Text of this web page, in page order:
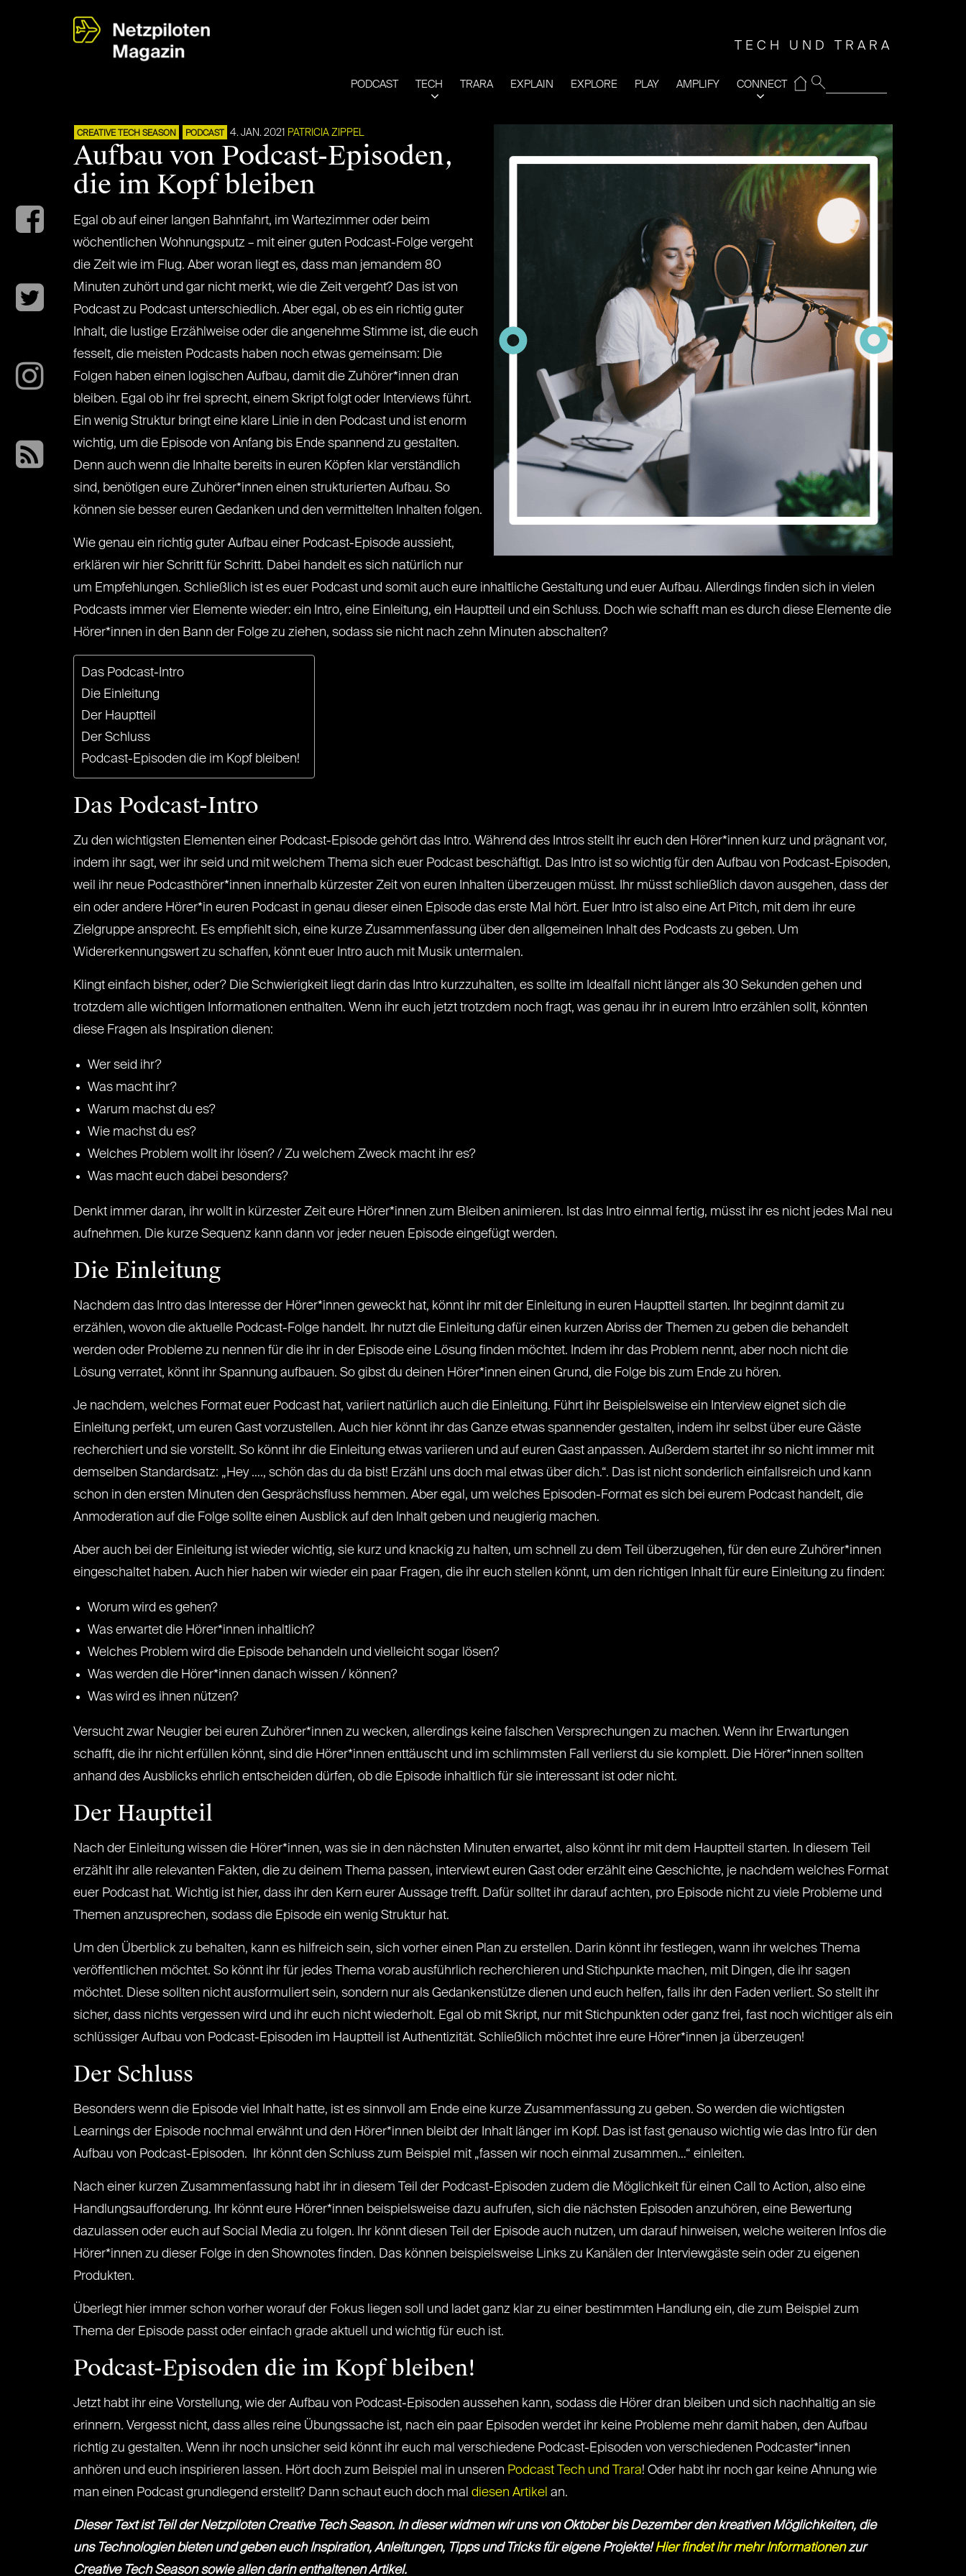
TECH UND TRARA
PODCAST TECH TRARA EXPLAIN EXPLORE PLAY AMPLIFY CONNECT
⌂
CREATIVE TECH SEASON PODCAST 4. JAN. 2021 PATRICIA ZIPPEL
Aufbau von Podcast-Episoden,
die im Kopf bleiben
Egal ob auf einer langen Bahnfahrt, im Wartezimmer oder beim
wöchentlichen Wohnungsputz – mit einer guten Podcast-Folge vergeht
die Zeit wie im Flug. Aber woran liegt es, dass man jemandem 80
Minuten zuhört und gar nicht merkt, wie die Zeit vergeht? Das ist von
Podcast zu Podcast unterschiedlich. Aber egal, ob es ein richtig guter
Inhalt, die lustige Erzählweise oder die angenehme Stimme ist, die euch
fesselt, die meisten Podcasts haben noch etwas gemeinsam: Die
Folgen haben einen logischen Aufbau, damit die Zuhörer*innen dran
bleiben. Egal ob ihr frei sprecht, einem Skript folgt oder Interviews führt.
Ein wenig Struktur bringt eine klare Linie in den Podcast und ist enorm
wichtig, um die Episode von Anfang bis Ende spannend zu gestalten.
Denn auch wenn die Inhalte bereits in euren Köpfen klar verständlich
sind, benötigen eure Zuhörer*innen einen strukturierten Aufbau. So
können sie besser euren Gedanken und den vermittelten Inhalten folgen.
Wie genau ein richtig guter Aufbau einer Podcast-Episode aussieht,
erklären wir hier Schritt für Schritt. Dabei handelt es sich natürlich nur
um Empfehlungen. Schließlich ist es euer Podcast und somit auch eure inhaltliche Gestaltung und euer Aufbau. Allerdings finden sich in vielen
Podcasts immer vier Elemente wieder: ein Intro, eine Einleitung, ein Hauptteil und ein Schluss. Doch wie schafft man es durch diese Elemente die
Hörer*innen in den Bann der Folge zu ziehen, sodass sie nicht nach zehn Minuten abschalten?
Das Podcast-Intro
Die Einleitung
Der Hauptteil
Der Schluss
Podcast-Episoden die im Kopf bleiben!
Das Podcast-Intro
Zu den wichtigsten Elementen einer Podcast-Episode gehört das Intro. Während des Intros stellt ihr euch den Hörer*innen kurz und prägnant vor,
indem ihr sagt, wer ihr seid und mit welchem Thema sich euer Podcast beschäftigt. Das Intro ist so wichtig für den Aufbau von Podcast-Episoden,
weil ihr neue Podcasthörer*innen innerhalb kürzester Zeit von euren Inhalten überzeugen müsst. Ihr müsst schließlich davon ausgehen, dass der
ein oder andere Hörer*in euren Podcast in genau dieser einen Episode das erste Mal hört. Euer Intro ist also eine Art Pitch, mit dem ihr eure
Zielgruppe ansprecht. Es empfiehlt sich, eine kurze Zusammenfassung über den allgemeinen Inhalt des Podcasts zu geben. Um
Widererkennungswert zu schaffen, könnt euer Intro auch mit Musik untermalen.
Klingt einfach bisher, oder? Die Schwierigkeit liegt darin das Intro kurzzuhalten, es sollte im Idealfall nicht länger als 30 Sekunden gehen und
trotzdem alle wichtigen Informationen enthalten. Wenn ihr euch jetzt trotzdem noch fragt, was genau ihr in eurem Intro erzählen sollt, könnten
diese Fragen als Inspiration dienen:
Wer seid ihr?
Was macht ihr?
Warum machst du es?
Wie machst du es?
Welches Problem wollt ihr lösen? / Zu welchem Zweck macht ihr es?
Was macht euch dabei besonders?
Denkt immer daran, ihr wollt in kürzester Zeit eure Hörer*innen zum Bleiben animieren. Ist das Intro einmal fertig, müsst ihr es nicht jedes Mal neu
aufnehmen. Die kurze Sequenz kann dann vor jeder neuen Episode eingefügt werden.
Die Einleitung
Nachdem das Intro das Interesse der Hörer*innen geweckt hat, könnt ihr mit der Einleitung in euren Hauptteil starten. Ihr beginnt damit zu
erzählen, wovon die aktuelle Podcast-Folge handelt. Ihr nutzt die Einleitung dafür einen kurzen Abriss der Themen zu geben die behandelt
werden oder Probleme zu nennen für die ihr in der Episode eine Lösung finden möchtet. Indem ihr das Problem nennt, aber noch nicht die
Lösung verratet, könnt ihr Spannung aufbauen. So gibst du deinen Hörer*innen einen Grund, die Folge bis zum Ende zu hören.
Je nachdem, welches Format euer Podcast hat, variiert natürlich auch die Einleitung. Führt ihr Beispielsweise ein Interview eignet sich die
Einleitung perfekt, um euren Gast vorzustellen. Auch hier könnt ihr das Ganze etwas spannender gestalten, indem ihr selbst über eure Gäste
recherchiert und sie vorstellt. So könnt ihr die Einleitung etwas variieren und auf euren Gast anpassen. Außerdem startet ihr so nicht immer mit
demselben Standardsatz: „Hey …., schön das du da bist! Erzähl uns doch mal etwas über dich.“. Das ist nicht sonderlich einfallsreich und kann
schon in den ersten Minuten den Gesprächsfluss hemmen. Aber egal, um welches Episoden-Format es sich bei eurem Podcast handelt, die
Anmoderation auf die Folge sollte einen Ausblick auf den Inhalt geben und neugierig machen.
Aber auch bei der Einleitung ist wieder wichtig, sie kurz und knackig zu halten, um schnell zu dem Teil überzugehen, für den eure Zuhörer*innen
eingeschaltet haben. Auch hier haben wir wieder ein paar Fragen, die ihr euch stellen könnt, um den richtigen Inhalt für eure Einleitung zu finden:
Worum wird es gehen?
Was erwartet die Hörer*innen inhaltlich?
Welches Problem wird die Episode behandeln und vielleicht sogar lösen?
Was werden die Hörer*innen danach wissen / können?
Was wird es ihnen nützen?
Versucht zwar Neugier bei euren Zuhörer*innen zu wecken, allerdings keine falschen Versprechungen zu machen. Wenn ihr Erwartungen
schafft, die ihr nicht erfüllen könnt, sind die Hörer*innen enttäuscht und im schlimmsten Fall verlierst du sie komplett. Die Hörer*innen sollten
anhand des Ausblicks ehrlich entscheiden dürfen, ob die Episode inhaltlich für sie interessant ist oder nicht.
Der Hauptteil
Nach der Einleitung wissen die Hörer*innen, was sie in den nächsten Minuten erwartet, also könnt ihr mit dem Hauptteil starten. In diesem Teil
erzählt ihr alle relevanten Fakten, die zu deinem Thema passen, interviewt euren Gast oder erzählt eine Geschichte, je nachdem welches Format
euer Podcast hat. Wichtig ist hier, dass ihr den Kern eurer Aussage trefft. Dafür solltet ihr darauf achten, pro Episode nicht zu viele Probleme und
Themen anzusprechen, sodass die Episode ein wenig Struktur hat.
Um den Überblick zu behalten, kann es hilfreich sein, sich vorher einen Plan zu erstellen. Darin könnt ihr festlegen, wann ihr welches Thema
veröffentlichen möchtet. So könnt ihr für jedes Thema vorab ausführlich recherchieren und Stichpunkte machen, mit Dingen, die ihr sagen
möchtet. Diese sollten nicht ausformuliert sein, sondern nur als Gedankenstütze dienen und euch helfen, falls ihr den Faden verliert. So stellt ihr
sicher, dass nichts vergessen wird und ihr euch nicht wiederholt. Egal ob mit Skript, nur mit Stichpunkten oder ganz frei, fast noch wichtiger als ein
schlüssiger Aufbau von Podcast-Episoden im Hauptteil ist Authentizität. Schließlich möchtet ihre eure Hörer*innen ja überzeugen!
Der Schluss
Besonders wenn die Episode viel Inhalt hatte, ist es sinnvoll am Ende eine kurze Zusammenfassung zu geben. So werden die wichtigsten
Learnings der Episode nochmal erwähnt und den Hörer*innen bleibt der Inhalt länger im Kopf. Das ist fast genauso wichtig wie das Intro für den
Aufbau von Podcast-Episoden. Ihr könnt den Schluss zum Beispiel mit „fassen wir noch einmal zusammen…“ einleiten.
Nach einer kurzen Zusammenfassung habt ihr in diesem Teil der Podcast-Episoden zudem die Möglichkeit für einen Call to Action, also eine
Handlungsaufforderung. Ihr könnt eure Hörer*innen beispielsweise dazu aufrufen, sich die nächsten Episoden anzuhören, eine Bewertung
dazulassen oder euch auf Social Media zu folgen. Ihr könnt diesen Teil der Episode auch nutzen, um darauf hinweisen, welche weiteren Infos die
Hörer*innen zu dieser Folge in den Shownotes finden. Das können beispielsweise Links zu Kanälen der Interviewgäste sein oder zu eigenen
Produkten.
Überlegt hier immer schon vorher worauf der Fokus liegen soll und ladet ganz klar zu einer bestimmten Handlung ein, die zum Beispiel zum
Thema der Episode passt oder einfach grade aktuell und wichtig für euch ist.
Podcast-Episoden die im Kopf bleiben!
Jetzt habt ihr eine Vorstellung, wie der Aufbau von Podcast-Episoden aussehen kann, sodass die Hörer dran bleiben und sich nachhaltig an sie
erinnern. Vergesst nicht, dass alles reine Übungssache ist, nach ein paar Episoden werdet ihr keine Probleme mehr damit haben, den Aufbau
richtig zu gestalten. Wenn ihr noch unsicher seid könnt ihr euch mal verschiedene Podcast-Episoden von verschiedenen Podcaster*innen
anhören und euch inspirieren lassen. Hört doch zum Beispiel mal in unseren Podcast Tech und Trara! Oder habt ihr noch gar keine Ahnung wie
man einen Podcast grundlegend erstellt? Dann schaut euch doch mal diesen Artikel an.
Dieser Text ist Teil der Netzpiloten Creative Tech Season. In dieser widmen wir uns von Oktober bis Dezember den kreativen Möglichkeiten, die
uns Technologien bieten und geben euch Inspiration, Anleitungen, Tipps und Tricks für eigene Projekte!Hier findet ihr mehr Informationenzur
Creative Tech Season sowie allen darin enthaltenen Artikel.